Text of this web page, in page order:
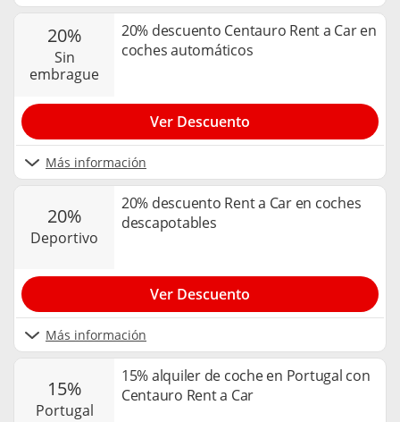
20%
sin
embrague
20% descuento Centauro Rent a Car en
coches automáticos
Más información
Ver Descuento
20%
deportivo
20% descuento Rent a Car en coches
descapotables
Más información
Ver Descuento
15%
portugal
15% alquiler de coche en Portugal con
Centauro Rent a Car